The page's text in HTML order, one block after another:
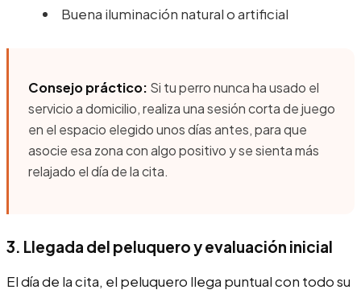
Buena iluminación natural o artificial
Consejo práctico: Si tu perro nunca ha usado el
servicio a domicilio, realiza una sesión corta de juego
en el espacio elegido unos días antes, para que
asocie esa zona con algo positivo y se sienta más
relajado el día de la cita.
3. Llegada del peluquero y evaluación inicial
El día de la cita, el peluquero llega puntual con todo su